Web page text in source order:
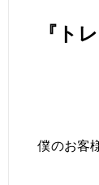
『ト
僕のお客